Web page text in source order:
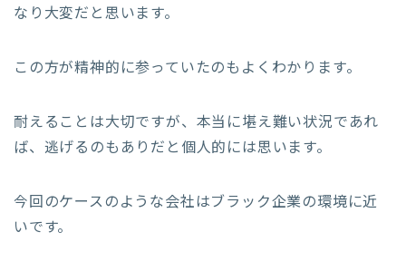
なり大変だと思います。
この方が精神的に参っていたのもよくわかります。
耐えることは大切ですが、本当に堪え難い状況であれ
ば、逃げるのもありだと個人的には思います。
今回のケースのような会社はブラック企業の環境に近
いです。